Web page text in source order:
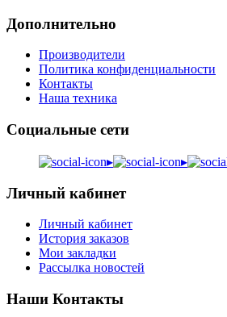
Дополнительно
Производители
Политика конфиденциальности
Контакты
Наша техника
Социальные сети
▸ ▸
Личный кабинет
Личный кабинет
История заказов
Мои закладки
Рассылка новостей
Наши Контакты